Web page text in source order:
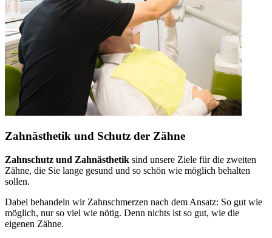
Zahnästhetik und Schutz der Zähne
Zahnschutz und Zahnästhetik sind unsere Ziele für die zweiten
Zähne, die Sie lange gesund und so schön wie möglich behalten
sollen.
Dabei behandeln wir Zahnschmerzen nach dem Ansatz: So gut wie
möglich, nur so viel wie nötig. Denn nichts ist so gut, wie die
eigenen Zähne.